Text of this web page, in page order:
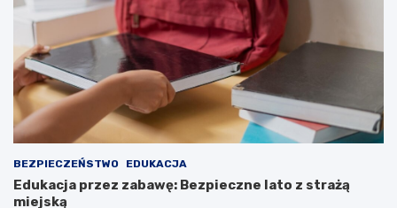
BEZPIECZEŃSTWO EDUKACJA
Edukacja przez zabawę: Bezpieczne lato z strażą
miejską